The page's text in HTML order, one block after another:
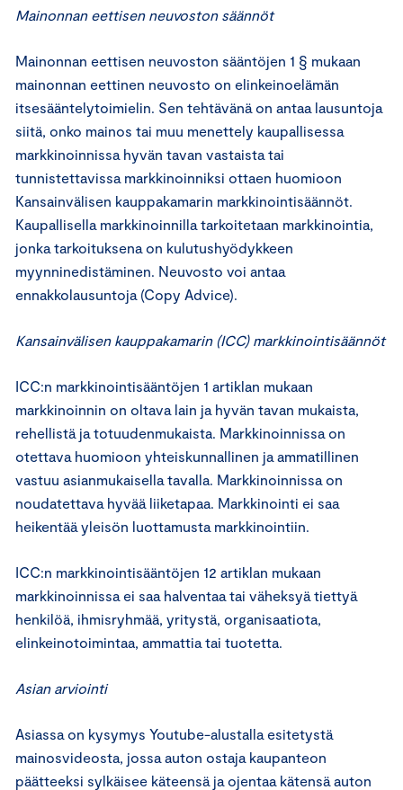
Mainonnan eettisen neuvoston säännöt
Mainonnan eettisen neuvoston sääntöjen 1 § mukaan
mainonnan eettinen neuvosto on elinkeinoelämän
itsesääntelytoimielin. Sen tehtävänä on antaa lausuntoja
siitä, onko mainos tai muu menettely kaupallisessa
markkinoinnissa hyvän tavan vastaista tai
tunnistettavissa markkinoinniksi ottaen huomioon
Kansainvälisen kauppakamarin markkinointisäännöt.
Kaupallisella markkinoinnilla tarkoitetaan markkinointia,
jonka tarkoituksena on kulutushyödykkeen
myynninedistäminen. Neuvosto voi antaa
ennakkolausuntoja (Copy Advice).
Kansainvälisen kauppakamarin (ICC) markkinointisäännöt
ICC:n markkinointisääntöjen 1 artiklan mukaan
markkinoinnin on oltava lain ja hyvän tavan mukaista,
rehellistä ja totuudenmukaista. Markkinoinnissa on
otettava huomioon yhteiskunnallinen ja ammatillinen
vastuu asianmukaisella tavalla. Markkinoinnissa on
noudatettava hyvää liiketapaa. Markkinointi ei saa
heikentää yleisön luottamusta markkinointiin.
ICC:n markkinointisääntöjen 12 artiklan mukaan
markkinoinnissa ei saa halventaa tai väheksyä tiettyä
henkilöä, ihmisryhmää, yritystä, organisaatiota,
elinkeinotoimintaa, ammattia tai tuotetta.
Asian arviointi
Asiassa on kysymys Youtube-alustalla esitetystä
mainosvideosta, jossa auton ostaja kaupanteon
päätteeksi sylkäisee käteensä ja ojentaa kätensä auton